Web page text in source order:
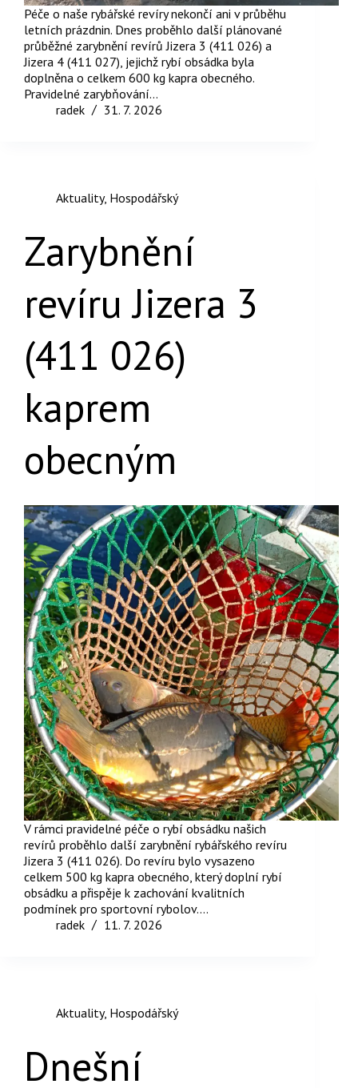
Péče o naše rybářské revíry nekončí ani v průběhu
letních prázdnin. Dnes proběhlo další plánované
průběžné zarybnění revírů Jizera 3 (411 026) a
Jizera 4 (411 027), jejichž rybí obsádka byla
doplněna o celkem 600 kg kapra obecného.
Pravidelné zarybňování…
radek
31. 7. 2026
Aktuality, Hospodářský
Zarybnění
revíru Jizera 3
(411 026)
kaprem
obecným
V rámci pravidelné péče o rybí obsádku našich
revírů proběhlo další zarybnění rybářského revíru
Jizera 3 (411 026). Do revíru bylo vysazeno
celkem 500 kg kapra obecného, který doplní rybí
obsádku a přispěje k zachování kvalitních
podmínek pro sportovní rybolov.…
radek
11. 7. 2026
Aktuality, Hospodářský
Dnešní